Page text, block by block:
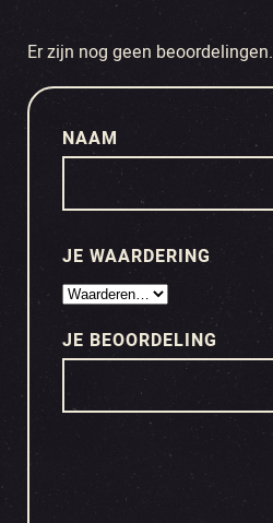
Er zijn nog geen beoordelingen.
JE WAARDERING
JE BEOORDELING
NAAM